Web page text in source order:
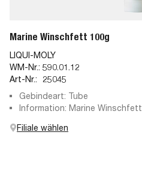
Marine Winschfett 100g
LIQUI-MOLY
WM-Nr.: 590.01.12
Art-Nr.:
25045
Gebindeart: Tube
Information: Marine Winschfett
Filiale wählen